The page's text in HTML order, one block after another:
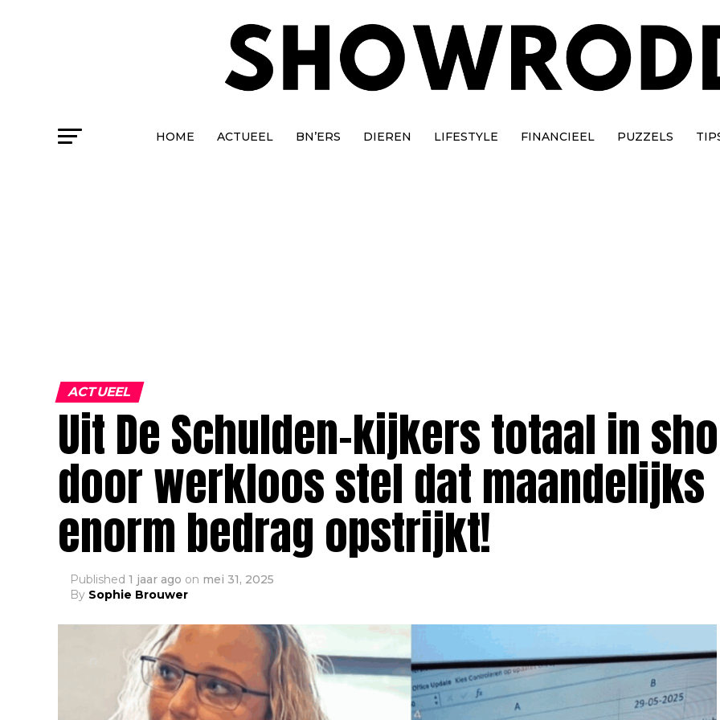
HOME ACTUEEL BN’ERS DIEREN LIFESTYLE FINANCIEEL PUZZELS
ACTUEEL
Uit De Schulden-kijkers totaal in
door werkloos stel dat maandelijks
enorm bedrag opstrijkt!
Published 1 jaar ago on mei 31, 2025
By Sophie Brouwer